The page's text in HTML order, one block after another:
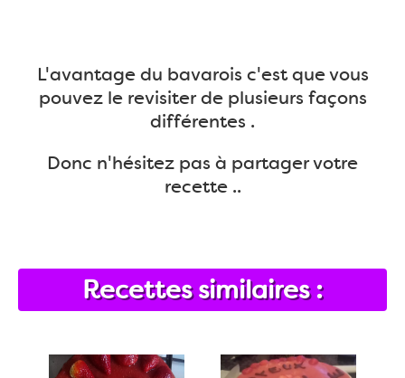
L'avantage du bavarois c'est que vous
pouvez le revisiter de plusieurs façons
différentes .
Donc n'hésitez pas à partager votre
recette ..
Recettes similaires :